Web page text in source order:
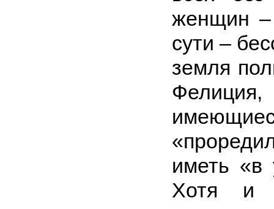
женщин –
сути –
земля
иметь «в
Хотя и